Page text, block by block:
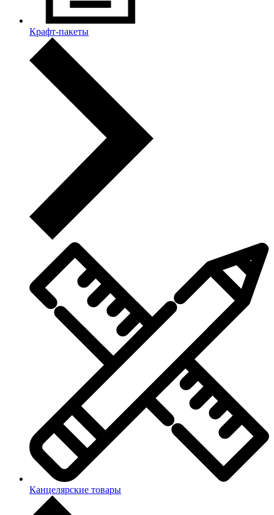
Крафт-пакеты
Канцелярские товары